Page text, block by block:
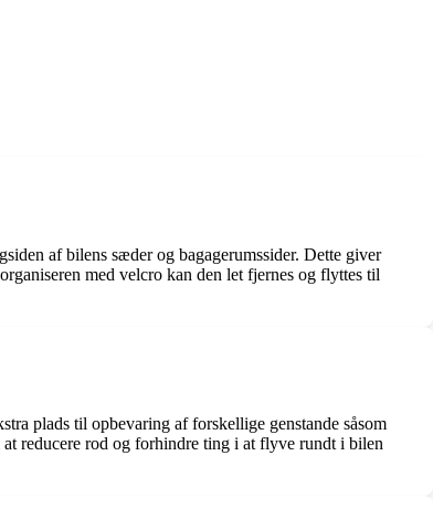
af bilens sæder og bagagerumssider. Dette giver
med velcro kan den let fjernes og flyttes til
plads til opbevaring af forskellige genstande såsom
reducere rod og forhindre ting i at flyve rundt i bilen